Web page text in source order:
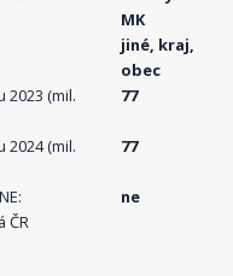
MK
jiné, kraj,
obec
2023 (mil.
77
2024 (mil.
77
ne
ČR